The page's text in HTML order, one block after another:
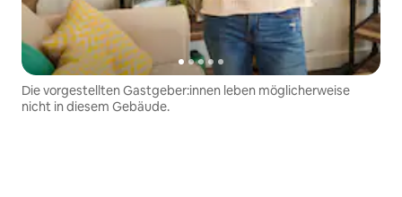
Die vorgestellten Gastgeber:innen leben möglicherweise
nicht in diesem Gebäude.